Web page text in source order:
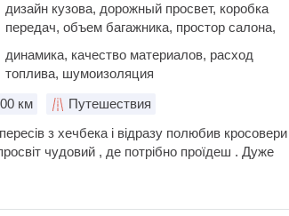
дизайн кузова, дорожный просвет, коробка
передач, объем багажника, простор салона,
динамика, качество материалов, расход
топлива, шумоизоляция
км
Путешествия
з хечбека і відразу полюбив
чудовий , де потрібно проїдеш . Дуже
проїде мільйон. Єдиний мінус який можна
2.4 і вона дійсно їде , на газу навіть